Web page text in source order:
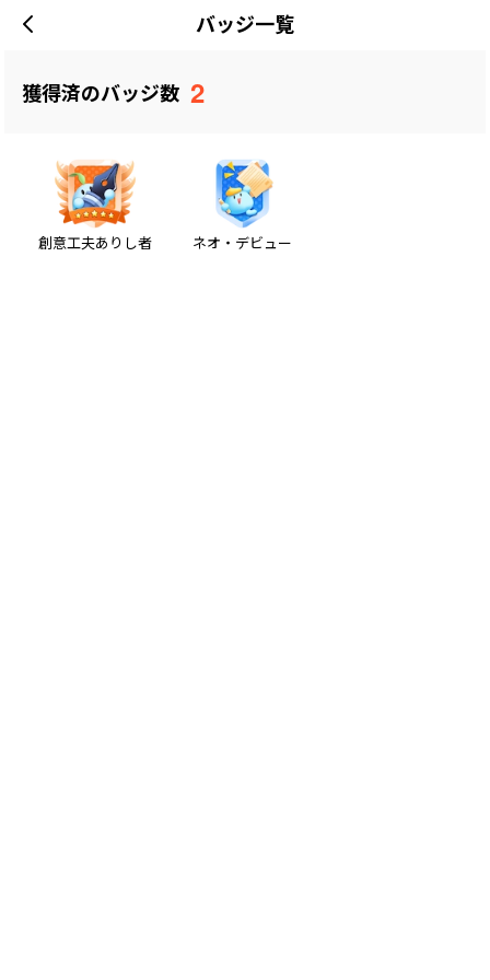
バッジ一覧
獲得済のバッジ数 2
創意工夫ありし者 ネオ・デビュー